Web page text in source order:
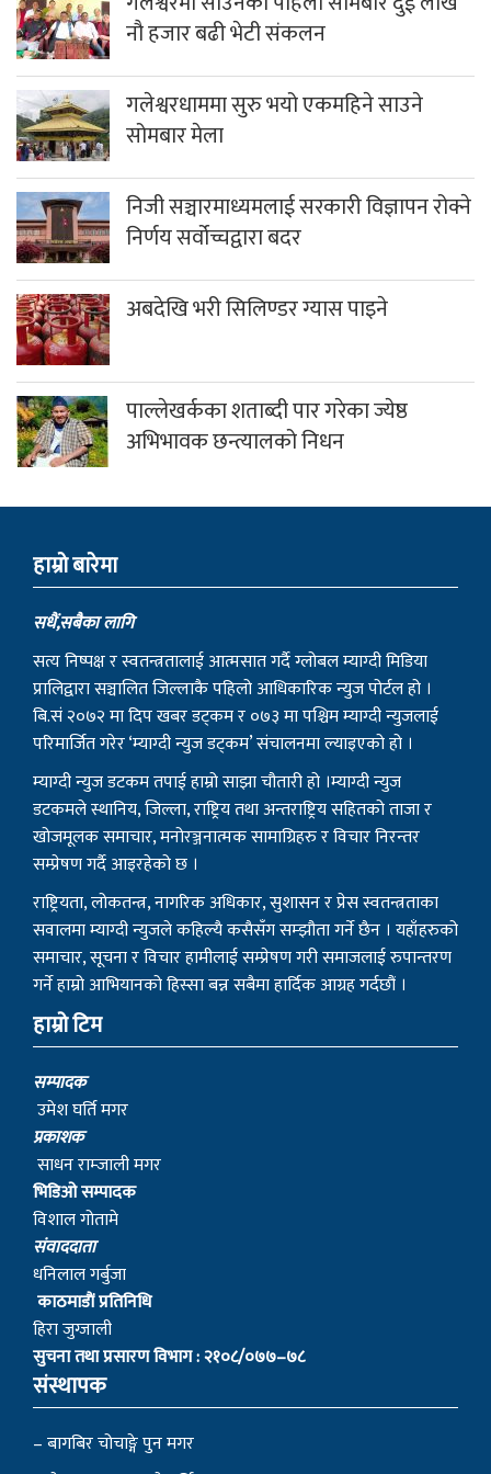
नौ हजार बढी भेटी संकलन
गलेश्वरधाममा सुरु भयो एकमहिने साउने
सोमबार मेला
निजी सञ्चारमाध्यमलाई सरकारी विज्ञापन रोक्ने
निर्णय सर्वोच्चद्वारा बदर
अबदेखि भरी सिलिण्डर ग्यास पाइने
पाल्लेखर्कका शताब्दी पार गरेका ज्येष्ठ
अभिभावक छन्त्यालको निधन
हाम्राे बारेमा
सधैं,सबैका लागि
सत्य निष्पक्ष र स्वतन्त्रतालाई आत्मसात गर्दै ग्लोबल म्याग्दी मिडिया
प्रालिद्वारा सञ्चालित जिल्लाकै पहिलो आधिकारिक न्युज पोर्टल हो ।
बि.सं २०७२ मा दिप खबर डट्कम र ०७३ मा पश्चिम म्याग्दी न्युजलाई
परिमार्जित गरेर ‘म्याग्दी न्युज डट्कम’ संचालनमा ल्याइएको हो ।
म्याग्दी न्युज डटकम तपाई हाम्रो साझा चौतारी हो ।म्याग्दी न्युज
डटकमले स्थानिय, जिल्ला, राष्ट्रिय तथा अन्तराष्ट्रिय सहितको ताजा र
खोजमूलक समाचार, मनोरञ्जनात्मक सामाग्रिहरु र विचार निरन्तर
सम्प्रेषण गर्दै आइरहेको छ ।
राष्ट्रियता, लोकतन्त्र, नागरिक अधिकार, सुशासन र प्रेस स्वतन्त्रताका
सवालमा म्याग्दी न्युजले कहिल्यै कसैसँग सम्झौता गर्ने छैन । यहाँहरुको
समाचार, सूचना र विचार हामीलाई सम्प्रेषण गरी समाजलाई रुपान्तरण
गर्ने हाम्रो आभियानको हिस्सा बन्न सबैमा हार्दिक आग्रह गर्दछौं ।
हाम्रो टिम
सम्पादक
उमेश घर्ति मगर
प्रकाशक
साधन राम्जाली मगर
भिडिओ सम्पादक
विशाल गोतामे
स‌ंवाददाता
धनिलाल गर्बुजा
काठमाडाैं प्रतिनिधि
हिरा जुग्जाली
सुचना तथा प्रसारण विभाग : २१०८/०७७–७८
संस्थापक
– बागबिर चोचाङ्गे पुन मगर